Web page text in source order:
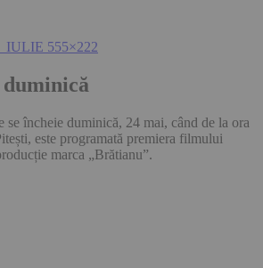
se încheie duminică, 24 mai, când de la ora
este programată premiera filmului
marca „Brătianu”.